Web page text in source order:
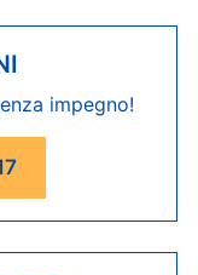
impegno!